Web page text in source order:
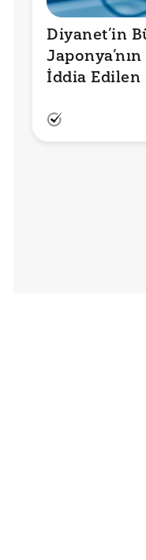
Diyanet’in
İddia Edilen
Kat Fazla mı?